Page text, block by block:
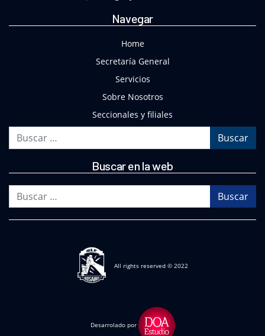
Navegar
Home
Secretaría General
Servicios
Sobre Nosotros
Seccionales y filiales
Buscar en la web
All rights reserved © 2022
Desarrolado por